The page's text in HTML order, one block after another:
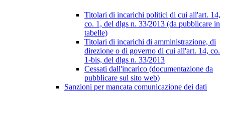
Titolari di incarichi politici di cui all'art. 14,
co. 1, del dlgs n. 33/2013 (da pubblicare in
tabelle)
Titolari di incarichi di amministrazione, di
direzione o di governo di cui all'art. 14, co.
1-bis, del dlgs n. 33/2013
Cessati dall'incarico (documentazione da
pubblicare sul sito web)
Sanzioni per mancata comunicazione dei dati